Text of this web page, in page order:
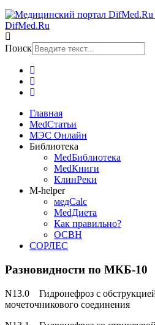
DifMed.Ru
Поиск
Главная
MedСтатьи
МЭС Онлайн
Библиотека
MedБиблиотека
MedКниги
КлинРеки
M-helper
медCalc
MedДиета
Как правильно?
ОСВН
СОРЛЕС
Разновидности по МКБ-10
N13.0 Гидронефроз с
мочеточникового соединения